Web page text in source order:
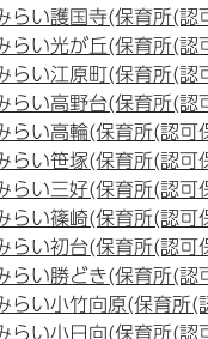
らい護国寺(保育所(認
らい光が丘(保育所(認
らい江原町(保育所(認
らい高野台(保育所(認
らい高輪(保育所(認可
らい笹塚(保育所(認可
らい三好(保育所(認可
らい篠崎(保育所(認可
らい初台(保育所(認可
らい勝どき(保育所(認
らい小竹向原(保育所(
らい小日向(保育所(認